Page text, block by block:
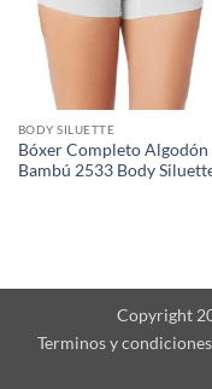
BODY SILUETTE
Bóxer Completo Algodón
Bambú 2533 Body
Copyright
Terminos y